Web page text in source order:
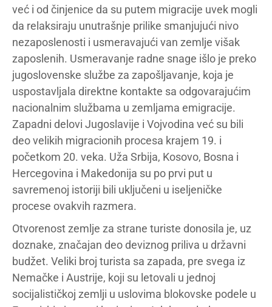
već i od činjenice da su putem migracije uvek mogli
da relaksiraju unutrašnje prilike smanjujući nivo
nezaposlenosti i usmeravajući van zemlje višak
zaposlenih. Usmeravanje radne snage išlo je preko
jugoslovenske službe za zapošljavanje, koja je
uspostavljala direktne kontakte sa odgovarajućim
nacionalnim službama u zemljama emigracije.
Zapadni delovi Jugoslavije i Vojvodina već su bili
deo velikih migracionih procesa krajem 19. i
početkom 20. veka. Uža Srbija, Kosovo, Bosna i
Hercegovina i Makedonija su po prvi put u
savremenoj istoriji bili uključeni u iseljeničke
procese ovakvih razmera.
Otvorenost zemlje za strane turiste donosila je, uz
doznake, značajan deo deviznog priliva u državni
budžet. Veliki broj turista sa zapada, pre svega iz
Nemačke i Austrije, koji su letovali u jednoj
socijalističkoj zemlji u uslovima blokovske podele u